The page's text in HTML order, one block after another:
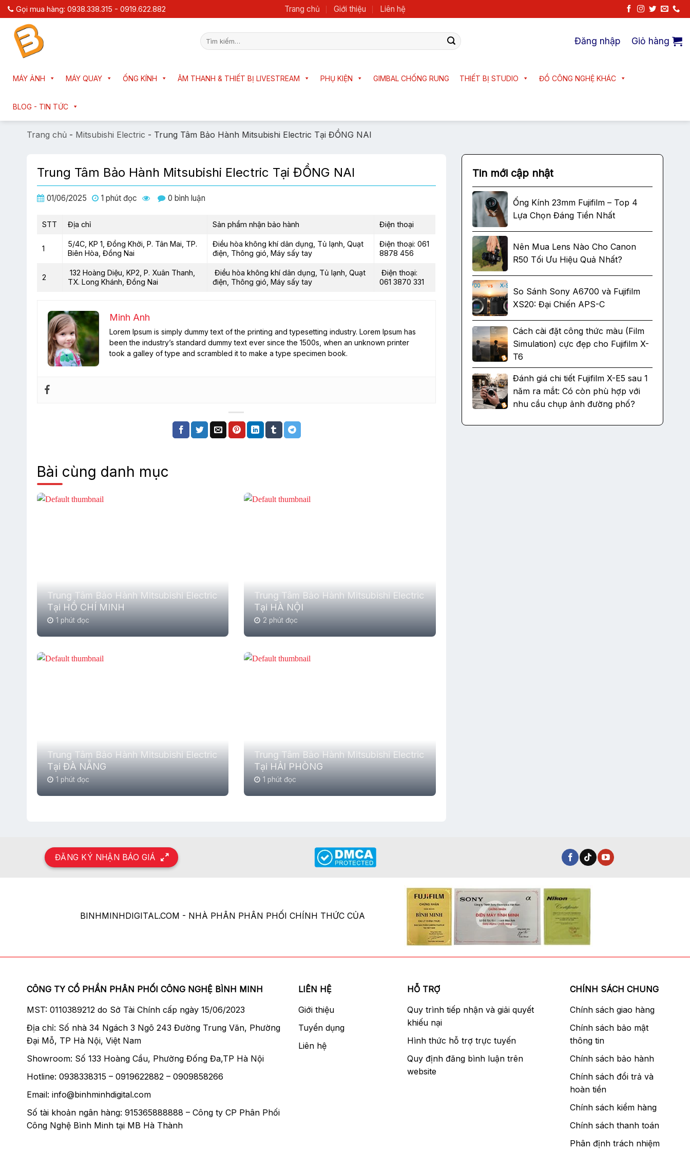
Chuyển
đến
dung
Gọi mua hàng: 0938.338.315 - 0919.622.882 Trang chủ Giới thiệu Liên hệ
Tìm
kiếm:
Đăng nhập Giỏ hàng
MÁY ẢNH MÁY QUAY ỐNG KÍNH ÂM THANH & THIẾT BỊ LIVESTREAM PHỤ KIỆN GIMBAL CHỐNG RUNG THIẾT BỊ STUDIO ĐỒ CÔNG NGHỆ KHÁC
BLOG - TIN TỨC
Trang chủ - Mitsubishi Electric - Trung Tâm Bảo Hành Mitsubishi Electric Tại ĐỒNG NAI
Trung Tâm Bảo Hành Mitsubishi Electric Tại ĐỒNG NAI
01/06/2025 1 phút đọc 0 bình luận
STT Địa chỉ Sản phẩm nhận bảo hành Điện thoại
1
5/4C, KP 1, Đồng Khởi, P. Tân Mai, TP.
Biên Hòa, Đồng Nai
Điều hòa không khí dân dụng, Tủ lạnh, Quạt
điện, Thông gió, Máy sấy tay
Điện thoại: 061
8878 456
2
132 Hoàng Diệu, KP2, P. Xuân Thanh,
TX. Long Khánh, Đồng Nai
Điều hòa không khí dân dụng, Tủ lạnh, Quạt
điện, Thông gió, Máy sấy tay
Điện thoại:
061 3870 331
Minh Anh
Lorem Ipsum is simply dummy text of the printing and typesetting industry. Lorem Ipsum has
been the industry’s standard dummy text ever since the 1500s, when an unknown printer
took a galley of type and scrambled it to make a type specimen book.
Bài cùng danh mục
Trung Tâm Bảo Hành Mitsubishi Electric
Tại HỒ CHÍ MINH
1 phút đọc
Trung Tâm Bảo Hành Mitsubishi Electric
Tại HÀ NỘI
2 phút đọc
Trung Tâm Bảo Hành Mitsubishi Electric
Tại ĐÀ NẴNG
1 phút đọc
Trung Tâm Bảo Hành Mitsubishi Electric
Tại HẢI PHÒNG
1 phút đọc
Tin mới cập nhật
Ống Kính 23mm Fujifilm – Top 4
Lựa Chọn Đáng Tiền Nhất
Nên Mua Lens Nào Cho Canon
R50 Tối Ưu Hiệu Quả Nhất?
So Sánh Sony A6700 và Fujifilm
XS20: Đại Chiến APS-C
Cách cài đặt công thức màu (Film
Simulation) cực đẹp cho Fujifilm X-
T6
Đánh giá chi tiết Fujifilm X-E5 sau 1
năm ra mắt: Có còn phù hợp với
nhu cầu chụp ảnh đường phố?
ĐĂNG KÝ NHẬN BÁO GIÁ
BINHMINHDIGITAL.COM - NHÀ PHÂN PHÂN PHỐI CHÍNH THỨC CỦA
CÔNG TY CỔ PHẦN PHÂN PHỐI CÔNG NGHỆ BÌNH MINH
MST: 0110389212 do Sở Tài Chính cấp ngày 15/06/2023
Địa chỉ: Số nhà 34 Ngách 3 Ngõ 243 Đường Trung Văn, Phường
Đại Mỗ, TP Hà Nội, Việt Nam
Showroom: Số 133 Hoàng Cầu, Phường Đống Đa,TP Hà Nội
Hotline: 0938338315 – 0919622882 – 0909858266
Email: info@binhminhdigital.com
Số tài khoản ngân hàng: 915365888888 – Công ty CP Phân Phối
Công Nghệ Bình Minh tại MB Hà Thành
LIÊN HỆ
Giới thiệu
Tuyển dụng
Liên hệ
HỖ TRỢ
Quy trình tiếp nhận và giải quyết
khiếu nại
Hình thức hỗ trợ trực tuyến
Quy định đăng bình luận trên
website
CHÍNH SÁCH CHUNG
Chính sách giao hàng
Chính sách bảo mật
thông tin
Chính sách bảo hành
Chính sách đổi trả và
hoàn tiền
Chính sách kiểm hàng
Chính sách thanh toán
Phân định trách nhiệm